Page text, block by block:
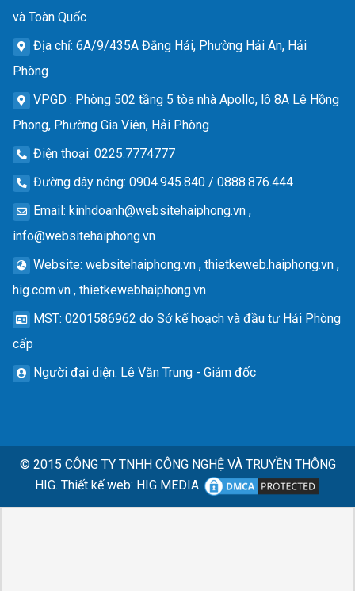
và Toàn Quốc
Địa chỉ: 6A/9/435A Đằng Hải, Phường Hải An, Hải
Phòng
VPGD : Phòng 502 tầng 5 tòa nhà Apollo, lô 8A Lê Hồng
Phong, Phường Gia Viên, Hải Phòng
Điện thoại: 0225.7774777
Đường dây nóng: 0904.945.840 / 0888.876.444
Email: kinhdoanh@websitehaiphong.vn ,
info@websitehaiphong.vn
Website: websitehaiphong.vn , thietkeweb.haiphong.vn ,
hig.com.vn , thietkewebhaiphong.vn
MST: 0201586962 do Sở kế hoạch và đầu tư Hải Phòng
cấp
Người đại diện: Lê Văn Trung - Giám đốc
© 2015 CÔNG TY TNHH CÔNG NGHỆ VÀ TRUYỀN THÔNG
HIG. Thiết kế web: HIG MEDIA